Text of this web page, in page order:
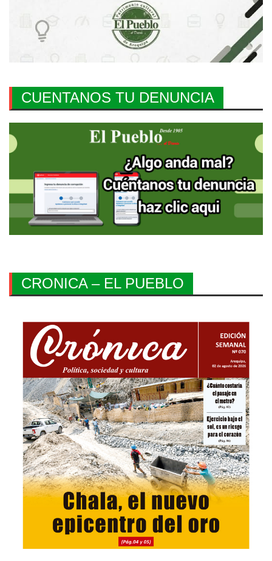
CUENTANOS TU DENUNCIA
CRONICA – EL PUEBLO